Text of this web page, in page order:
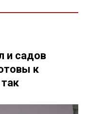
и садов
к